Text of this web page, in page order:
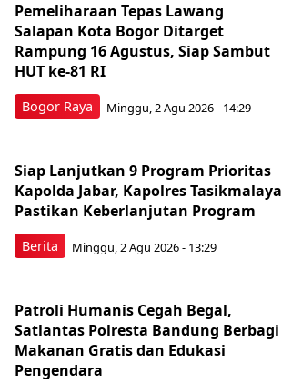
Bogor Raya
Pemeliharaan Tepas Lawang
Salapan Kota Bogor Ditarget
Rampung 16 Agustus, Siap Sambut
HUT ke-81 RI
Minggu, 2 Agu 2026 - 14:29
Berita
Siap Lanjutkan 9 Program Prioritas
Kapolda Jabar, Kapolres Tasikmalaya
Pastikan Keberlanjutan Program
Minggu, 2 Agu 2026 - 13:29
Patroli Humanis Cegah Begal,
Satlantas Polresta Bandung Berbagi
Makanan Gratis dan Edukasi
Pengendara